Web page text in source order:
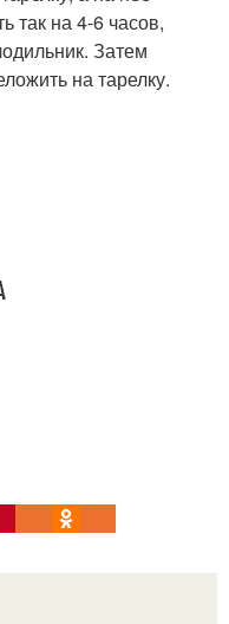
так на 4-6 часов,
Затем
на тарелку.